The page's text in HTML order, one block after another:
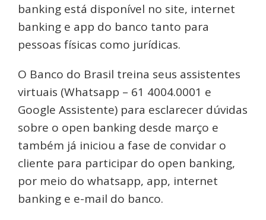
banking está disponível no site, internet
banking e app do banco tanto para
pessoas físicas como jurídicas.
O Banco do Brasil treina seus assistentes
virtuais (Whatsapp – 61 4004.0001 e
Google Assistente) para esclarecer dúvidas
sobre o open banking desde março e
também já iniciou a fase de convidar o
cliente para participar do open banking,
por meio do whatsapp, app, internet
banking e e-mail do banco.